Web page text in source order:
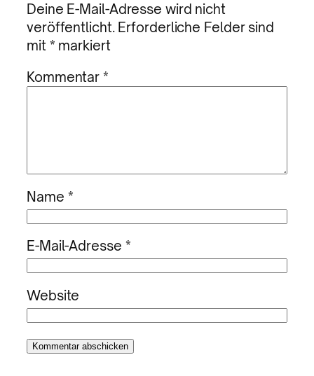
Deine E-Mail-Adresse wird nicht
veröffentlicht. Erforderliche Felder sind
mit * markiert
Kommentar*
Name *
E-Mail-Adresse *
Website